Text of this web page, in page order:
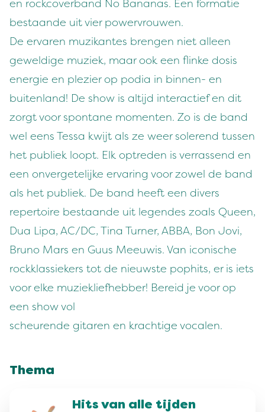
en rockcoverband No Bananas. Een formatie
bestaande uit vier powervrouwen.
De ervaren muzikantes brengen niet alleen
geweldige muziek, maar ook een flinke dosis
energie en plezier op podia in binnen- en
buitenland! De show is altijd interactief en dit
zorgt voor spontane momenten. Zo is de band
wel eens Tessa kwijt als ze weer solerend tussen
het publiek loopt. Elk optreden is verrassend en
een onvergetelijke ervaring voor zowel de band
als het publiek. De band heeft een divers
repertoire bestaande uit legendes zoals Queen,
Dua Lipa, AC/DC, Tina Turner, ABBA, Bon Jovi,
Bruno Mars en Guus Meeuwis. Van iconische
rockklassiekers tot de nieuwste pophits, er is iets
voor elke muziekliefhebber! Bereid je voor op
een show vol
scheurende gitaren en krachtige vocalen.
Thema
Hits van alle tijden